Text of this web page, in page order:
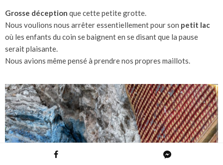
Grosse déception que cette petite grotte.
Nous voulions nous arrêter essentiellement pour son petit lac
où les enfants du coin se baignent en se disant que la pause
serait plaisante.
Nous avions même pensé à prendre nos propres maillots.